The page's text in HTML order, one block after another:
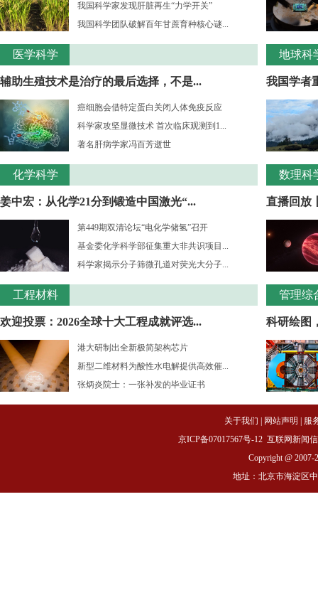
我国科学家发现肝脏再生“力学开关”
我国科学团队破解百年甘蔗育种核心谜...
医学科学
辅助生殖技术是治疗的最后选择，不是...
癌细胞会借特定蛋白关闭人体免疫反应
科学家攻坚显微技术 首次临床观测到1...
著名肝病学家冯百芳逝世
化学科学
姜中宏：从化学21分到锻造中国激光“...
第449期双清论坛“电化学储氢”召开
基金委化学科学部征集重大非共识项目...
科学家揭示分子筛微孔道对荧光大分子...
工程材料
欢迎投票：2026全球十大工程成就评选...
港大研制出全新极简架构芯片
新型二维材料为酸性水电解提供高效催...
张炳炎院士：一张补发的毕业证书
地球科
我国学者
数理科
直播回放
管理综
科研绘图
关于我们 网站声明
服
京ICP备07017567号-12 互联网新闻
Copyright @ 2007-
地址：北京市海淀区